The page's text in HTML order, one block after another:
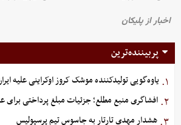
پربیننده‌ترین
۱. یاوه‌گویی تولیدکننده موشک کروز اوکراینی علیه
۲. افشاگری منبع مطلع؛ جزئیات مبلغ پرداختی برای
هشدار مهدی تارتار به جاسوس تیم پرسپولیس